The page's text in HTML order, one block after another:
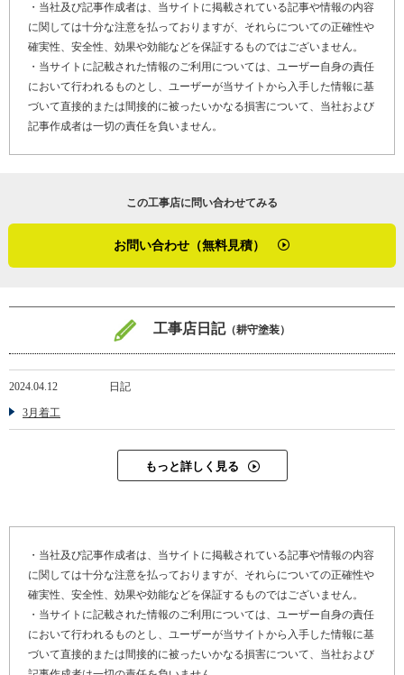
だったので、下塗りのシーラーを２回、中塗り上塗りの塗料を２
回、合計４回塗りで丁寧に仕上げました。傷みがひどく、作業が困
難であっても、当たり前に仕事をやり遂げることがモットーかな」
兵庫県神戸市垂水区清水ヶ丘の屋根塗装工事の特性は、気候が穏や
かで積雪もほとんど無いこと。塗装ができない季節は特になく、塗
装工事がしやすい地域だそうです。
の劣化でお困りのお客さま、そして屋根リフォーム・屋根修理を検
「お客さまからのご連絡があれば、すぐにうかがいます。休むより
もらえるよう、常に丁寧な仕事を心がけているという耕守さん。
日々の情報収集を欠かさない勤勉さに大きな魅力を感じました。
※１ スラリー層・・・着色セメント。着色層で、塗装メンテナン
スの際には洗浄で全てを落とす必要がある
※２ ケレン作業・・・塗装前の素材に付いている汚れや錆を落と
す作業のこと。塗料の密着度を高める効果がある
・当社及び記事作成者は、当サイトに掲載されている記事や情報の内容
に関しては十分な注意を払っておりますが、それらについての正確性や
確実性、安全性、効果や効能などを保証するものではございません。
・当サイトに記載された情報のご利用については、ユーザー自身の責任
において行われるものとし、ユーザーが当サイトから入手した情報に基
づいて直接的または間接的に被ったいかなる損害について、当社および
記事作成者は一切の責任を負いません。
この工事店に問い合わせてみる
お問い合わせ（無料見積）
工事店日記（耕守塗装）
2024.04.12 日記
3月着工
もっと詳しく見る
・当社及び記事作成者は、当サイトに掲載されている記事や情報の内容
に関しては十分な注意を払っておりますが、それらについての正確性や
確実性、安全性、効果や効能などを保証するものではございません。
・当サイトに記載された情報のご利用については、ユーザー自身の責任
において行われるものとし、ユーザーが当サイトから入手した情報に基
づいて直接的または間接的に被ったいかなる損害について、当社および